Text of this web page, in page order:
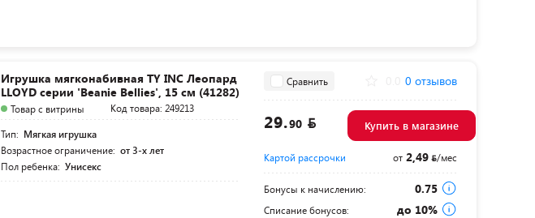
Игрушка мягконабивная TY INC Леопард
LLOYD серии 'Beanie Bellies', 15 см (41282)
Товар с витрины
Код товара: 249213
Тип: Мягкая игрушка
Возрастное ограничение: от 3-х лет
Пол ребенка: Унисекс
Сравнить 0 отзывов
29.90 Купить в магазине
Картой рассрочки от2,49 /мес
Бонусы к начислению: 0.75
Списание бонусов: до 10%